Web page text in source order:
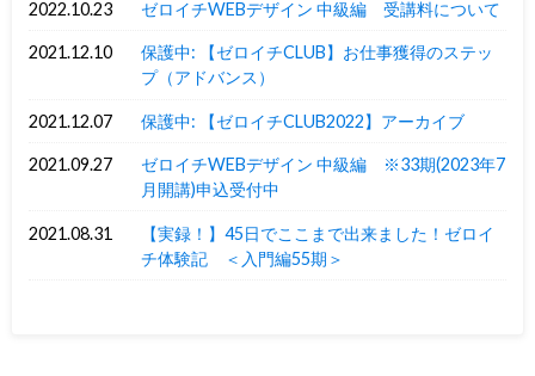
2022.10.23 ゼロイチWEBデザイン 中級編 受講料について
2021.12.10
保護中: 【ゼロイチCLUB】お仕事獲得のステッ
プ（アドバンス）
2021.12.07 保護中: 【ゼロイチCLUB2022】アーカイブ
2021.09.27
ゼロイチWEBデザイン 中級編 ※33期(2023年7
月開講)申込受付中
2021.08.31
【実録！】45日でここまで出来ました！ゼロイ
チ体験記 ＜入門編55期＞